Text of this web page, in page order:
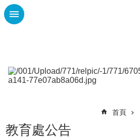
跳到主要內容區塊
尋
畫
首頁
教育處公告